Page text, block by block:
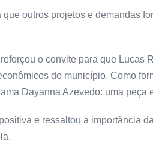
outros projetos e demandas
o convite para que
do município. Como
Dayanna Azevedo: uma peça
e ressaltou a importância